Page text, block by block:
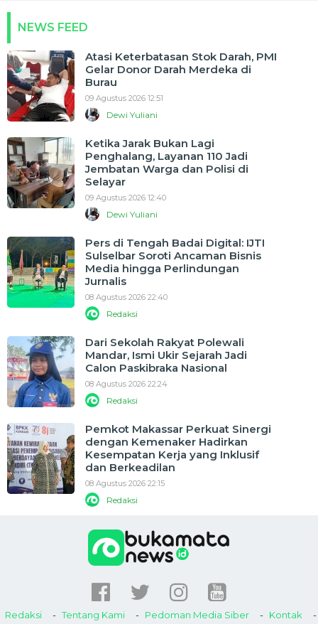
NEWS FEED
Atasi Keterbatasan Stok Darah, PMI
Gelar Donor Darah Merdeka di
Burau
09 Agustus 2026 12:51
Dewi Yuliani
Ketika Jarak Bukan Lagi
Penghalang, Layanan 110 Jadi
Jembatan Warga dan Polisi di
Selayar
09 Agustus 2026 12:40
Dewi Yuliani
Pers di Tengah Badai Digital: IJTI
Sulselbar Soroti Ancaman Bisnis
Media hingga Perlindungan
Jurnalis
08 Agustus 2026 22:40
Redaksi
Dari Sekolah Rakyat Polewali
Mandar, Ismi Ukir Sejarah Jadi
Calon Paskibraka Nasional
08 Agustus 2026 22:24
Redaksi
Pemkot Makassar Perkuat Sinergi
dengan Kemenaker Hadirkan
Kesempatan Kerja yang Inklusif
dan Berkeadilan
08 Agustus 2026 22:15
Redaksi
Redaksi Tentang Kami Pedoman Media Siber
Kontak